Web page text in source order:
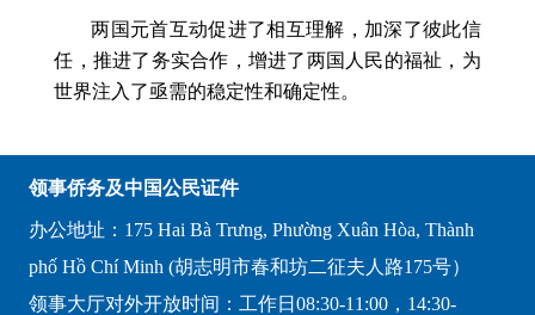
两国元首互动促进了相互理解，加深了彼此信
任，推进了务实合作，增进了两国人民的福祉，为
世界注入了亟需的稳定性和确定性。
领事侨务及中国公民证件
办公地址：175 Hai Bà Trưng, Phường Xuân Hòa, Thành
phố Hồ Chí Minh (胡志明市春和坊二征夫人路175号）
领事大厅对外开放时间：工作日08:30-11:00，14:30-